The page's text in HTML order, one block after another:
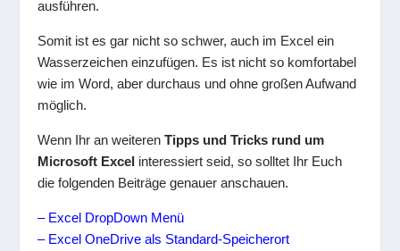
ausführen.
Somit ist es gar nicht so schwer, auch im Excel ein
Wasserzeichen einzufügen. Es ist nicht so komfortabel
wie im Word, aber durchaus und ohne großen Aufwand
möglich.
Wenn Ihr an weiterenTipps und Tricks rund um
Microsoft Excel interessiert seid, so solltet Ihr Euch
die folgenden Beiträge genauer anschauen.
– Excel DropDown Menü
– Excel OneDrive als Standard-Speicherort